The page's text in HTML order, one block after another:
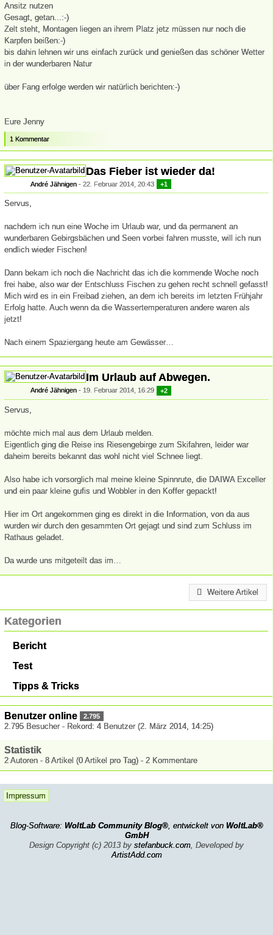
Ansitz nutzen
Gesagt, getan...:-)
Zelt steht, Montagen liegen an ihrem Platz jetz müssen nur noch die
Karpfen beißen:-)
bis dahin lehnen wir uns einfach zurück und genießen das schöner Wetter
in der wunderbaren Natur
über Fang erfolge werden wir natürlich berichten:-)
Eure Jenny
1 Kommentar
Das Fieber ist wieder da!
André Jähnigen 22. Februar 2014, 20:43 +1
Servus,
nachdem ich nun eine Woche im Urlaub war, und da permanent an
wunderbaren Gebirgsbächen und Seen vorbei fahren musste, will ich nun
endlich wieder Fischen!
Dann bekam ich noch die Nachricht das ich die kommende Woche noch
frei habe, also war der Entschluss Fischen zu gehen recht schnell gefasst!
Mich wird es in ein Freibad ziehen, an dem ich bereits im letzten Frühjahr
Erfolg hatte. Auch wenn da die Wassertemperaturen andere waren als
jetzt!
Nach einem Spaziergang heute am Gewässer…
Im Urlaub auf Abwegen.
André Jähnigen 19. Februar 2014, 16:29 +2
Servus,
möchte mich mal aus dem Urlaub melden.
Eigentlich ging die Reise ins Riesengebirge zum Skifahren, leider war
daheim bereits bekannt das wohl nicht viel Schnee liegt.
Also habe ich vorsorglich mal meine kleine Spinnrute, die DAIWA Exceller
und ein paar kleine gufis und Wobbler in den Koffer gepackt!
Hier im Ort angekommen ging es direkt in die Information, von da aus
wurden wir durch den gesammten Ort gejagt und sind zum Schluss im
Rathaus geladet.
Da wurde uns mitgeteilt das im…
Weitere Artikel
Kategorien
Bericht
Test
Tipps & Tricks
Benutzer online 2.795
2.795 Besucher - Rekord: 4 Benutzer (2. März 2014, 14:25)
Statistik
2 Autoren - 8 Artikel (0 Artikel pro Tag) - 2 Kommentare
Impressum
Blog-Software: WoltLab Community Blog®, entwickelt von WoltLab®
GmbH
Design Copyright (c) 2013 by stefanbuck.com, Developed by
ArtistAdd.com